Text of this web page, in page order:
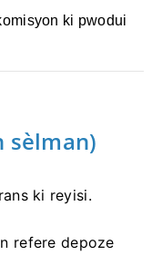
ki pwodui
sèlman)
ki reyisi.
refere depoze